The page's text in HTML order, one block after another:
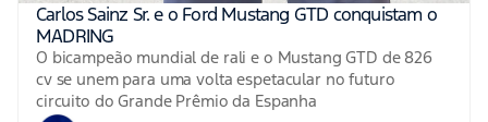
Carlos Sainz Sr. e o Ford Mustang GTD conquistam o
MADRING
O bicampeão mundial de rali e o Mustang GTD de 826
cv se unem para uma volta espetacular no futuro
circuito do Grande Prêmio da Espanha